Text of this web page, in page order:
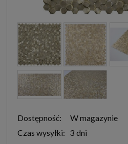
Dostępność:
W magazynie
Czas wysyłki: 3 dni